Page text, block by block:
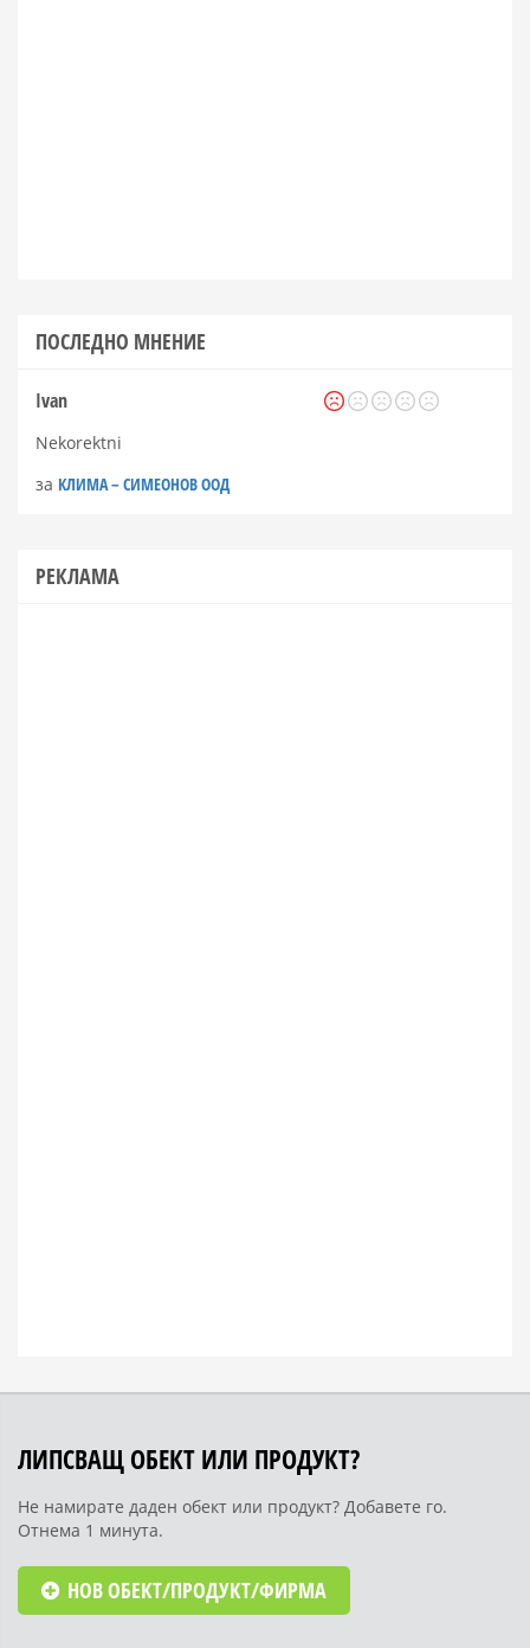
ПОСЛЕДНО МНЕНИЕ
Ivan
Nekorektni
за КЛИМА – СИМЕОНОВ ООД
РЕКЛАМА
ЛИПСВАЩ ОБЕКТ ИЛИ ПРОДУКТ?
Не намирате даден обект или продукт? Добавете го.
Отнема 1 минута.
НОВ ОБЕКТ/ПРОДУКТ/ФИРМА